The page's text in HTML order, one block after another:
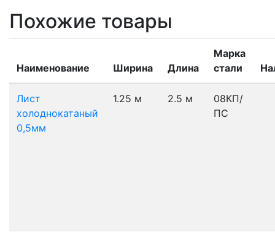
Похожие товары
Наименование Ширина Длина
Марка
стали
Лист
холоднокатаный
0,5мм
1.25 м 2.5 м
08КП/
ПС